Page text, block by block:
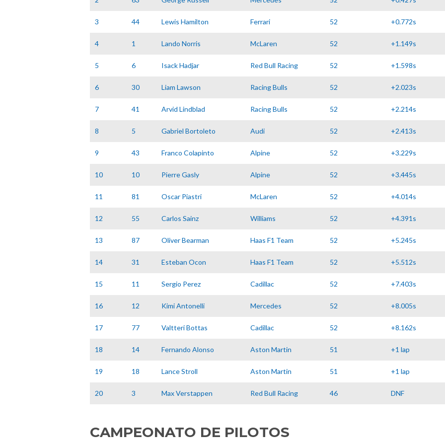
3 44 Lewis Hamilton Ferrari 52 +0.772s
4 1 Lando Norris McLaren 52 +1.149s
5 6 Isack Hadjar Red Bull Racing 52 +1.598s
6 30 Liam Lawson Racing Bulls 52 +2.023s
7 41 Arvid Lindblad Racing Bulls 52 +2.214s
8 5 Gabriel Bortoleto Audi 52 +2.413s
9 43 Franco Colapinto Alpine 52 +3.229s
10 10 Pierre Gasly Alpine 52 +3.445s
11 81 Oscar Piastri McLaren 52 +4.014s
12 55 Carlos Sainz Williams 52 +4.391s
13 87 Oliver Bearman Haas F1 Team 52 +5.245s
14 31 Esteban Ocon Haas F1 Team 52 +5.512s
15 11 Sergio Perez Cadillac 52 +7.403s
16 12 Kimi Antonelli Mercedes 52 +8.005s
17 77 Valtteri Bottas Cadillac 52 +8.162s
18 14 Fernando Alonso Aston Martin 51 +1 lap
19 18 Lance Stroll Aston Martin 51 +1 lap
20 3 Max Verstappen Red Bull Racing 46 DNF
CAMPEONATO DE PILOTOS